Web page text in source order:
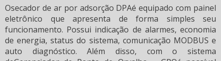
Osecador de ar por adsorção DPAé equipado com painel
eletrônico que apresenta de forma simples seu
funcionamento. Possui indicação de alarmes, economia
de energia, status do sistema, comunicação MODBUS e
auto diagnóstico. Além disso, com o sistema